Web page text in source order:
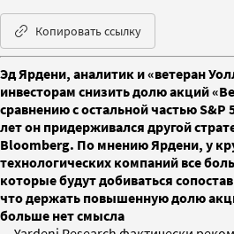
Копировать ссылку
Эд Ярдени, аналитик и «ветеран
инвесторам снизить долю акций
сравнению с остальной частью S&P
лет он придерживался другой
Bloomberg. По мнению Ярдени, у
технологических компаний все
которые будут добиваться
что держать повышенную долю
больше нет смысла